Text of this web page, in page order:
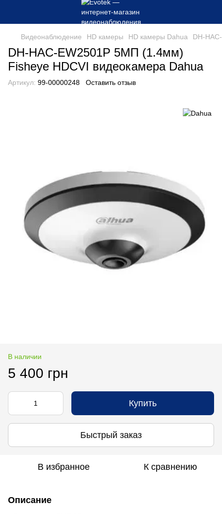
Видеонаблюдение HD камеры HD камеры Dahua DH-
DH-HAC-EW2501P 5МП (1.4мм)
Fisheye HDCVI видеокамера Dahua
Артикул: 99-00000248 Оставить отзыв
В наличии
5 400 грн
Купить
Быстрый заказ
В избранное К сравнению
Описание